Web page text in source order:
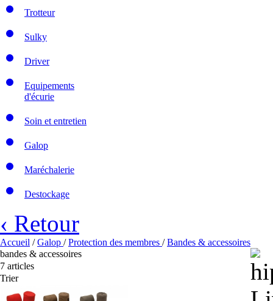
Trotteur
Sulky
Driver
Equipements
d'écurie
Soin et entretien
Galop
Maréchalerie
Destockage
‹ Retour
Accueil /Galop /Protection des membres /Bandes & accessoires
bandes & accessoires
7 articles
Trier